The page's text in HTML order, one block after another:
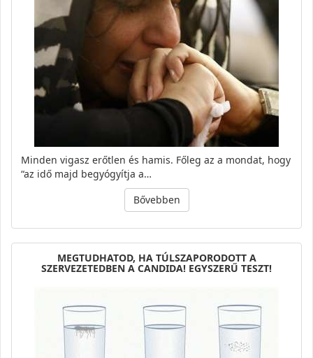
Minden vigasz erőtlen és hamis. Főleg az a mondat, hogy
“az idő majd begyógyítja a…
Bővebben
MEGTUDHATOD, HA TÚLSZAPORODOTT A
SZERVEZETEDBEN A CANDIDA! EGYSZERŰ TESZT!